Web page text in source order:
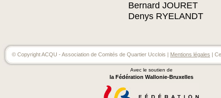
Bernard JOURET
Denys RYELANDT
© Copyright ACQU - Association de Comités de Quartier Ucclois | Mentions légales |
Avec le soutien de
la Fédération Wallonie-Bruxelles